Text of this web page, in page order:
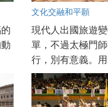
文化交融和平願
現代人出國旅遊
單，不過太極門
行，別有意義。用